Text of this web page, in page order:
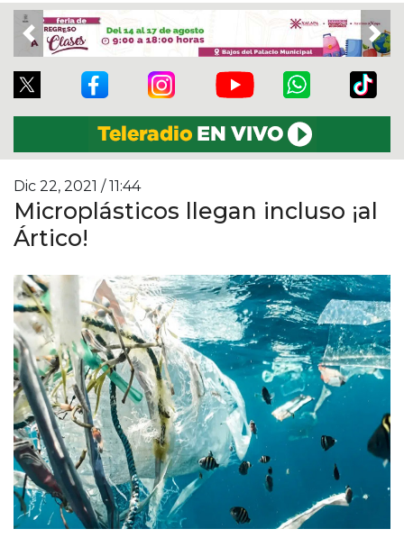
Previous
Dic 22, 2021 / 11:44
Microplásticos llegan incluso ¡al
Ártico!